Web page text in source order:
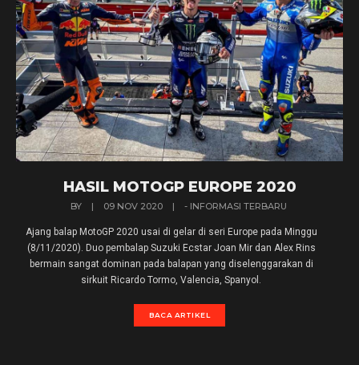
HASIL MOTOGP EUROPE 2020
BY | 09 NOV 2020 | - INFORMASI TERBARU
Ajang balap MotoGP 2020 usai di gelar di seri Europe pada Minggu
(8/11/2020). Duo pembalap Suzuki Ecstar Joan Mir dan Alex Rins
bermain sangat dominan pada balapan yang diselenggarakan di
sirkuit Ricardo Tormo, Valencia, Spanyol.
BACA ARTIKEL